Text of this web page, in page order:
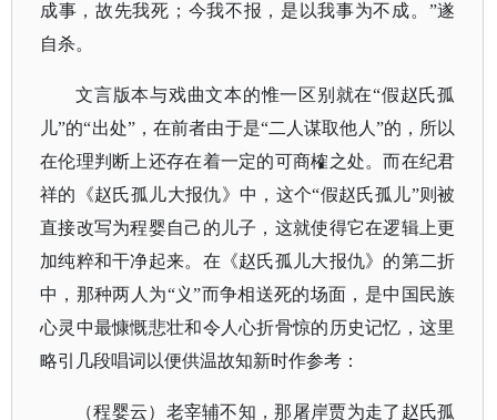
成事，故先我死；今我不报，是以我事为不成。”遂
自杀。
文言版本与戏曲文本的惟一区别就在“假赵氏孤
儿”的“出处”，在前者由于是“二人谋取他人”的，所以
在伦理判断上还存在着一定的可商榷之处。而在纪君
祥的《赵氏孤儿大报仇》中，这个“假赵氏孤儿”则被
直接改写为程婴自己的儿子，这就使得它在逻辑上更
加纯粹和干净起来。在《赵氏孤儿大报仇》的第二折
中，那种两人为“义”而争相送死的场面，是中国民族
心灵中最慷慨悲壮和令人心折骨惊的历史记忆，这里
略引几段唱词以便供温故知新时作参考：
（程婴云）老宰辅不知，那屠岸贾为走了赵氏孤